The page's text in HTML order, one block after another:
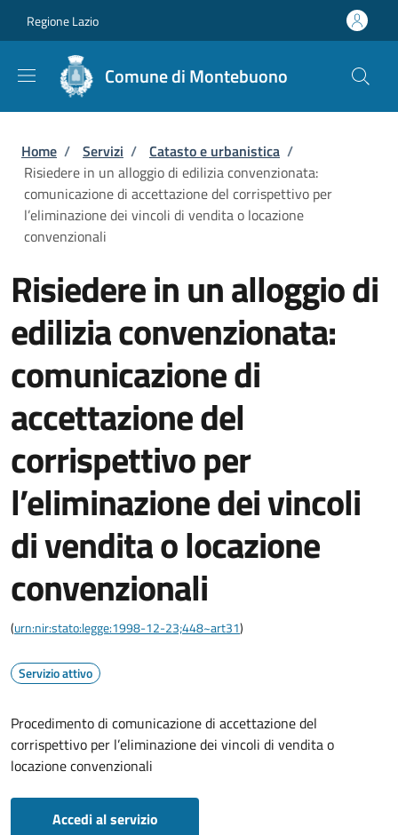
Regione Lazio
Comune di Montebuono
Briciole di pane
Home / Servizi / Catasto e urbanistica /
Risiedere in un alloggio di edilizia convenzionata:
comunicazione di accettazione del corrispettivo per
l’eliminazione dei vincoli di vendita o locazione
convenzionali
Risiedere in un alloggio di
edilizia convenzionata:
comunicazione di
accettazione del
corrispettivo per
l’eliminazione dei vincoli
di vendita o locazione
convenzionali
(urn:nir:stato:legge:1998-12-23;448~art31)
Servizio attivo
Procedimento di comunicazione di accettazione del
corrispettivo per l’eliminazione dei vincoli di vendita o
locazione convenzionali
Accedi al servizio